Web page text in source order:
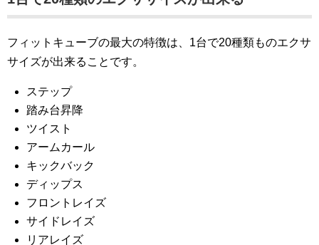
フィットキューブの最大の特徴は、1台で20種類ものエクサ
サイズが出来ることです。
ステップ
踏み台昇降
ツイスト
アームカール
キックバック
ディップス
フロントレイズ
サイドレイズ
リアレイズ